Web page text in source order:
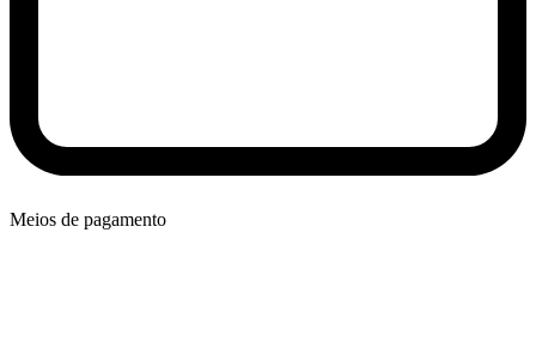
Meios de pagamento